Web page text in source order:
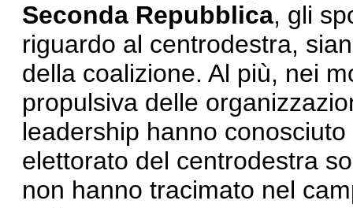
Seconda Repubblica, gli
riguardo al centrodestra,
della coalizione. Al più, nei
propulsiva delle
leadership hanno
elettorato del centrodestra
non hanno tracimato nel